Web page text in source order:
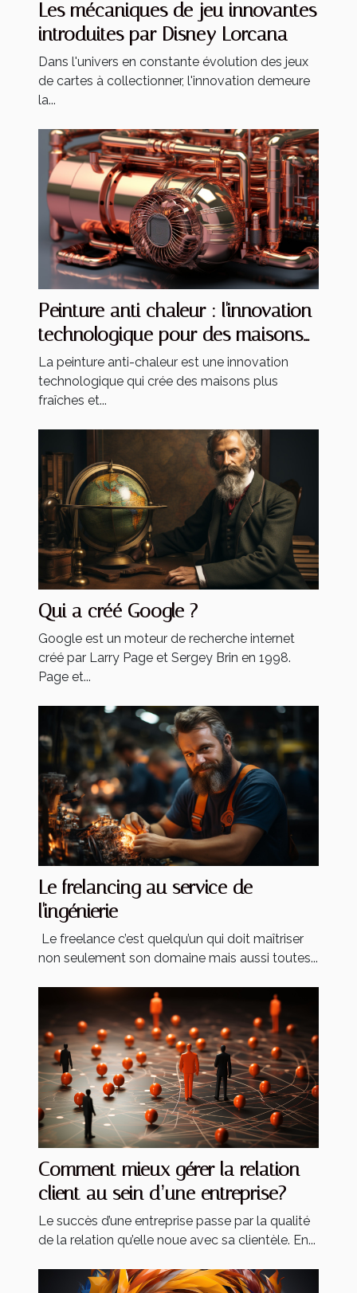
Les mécaniques de jeu innovantes
introduites par Disney Lorcana
Dans l'univers en constante évolution des jeux
de cartes à collectionner, l'innovation demeure
la...
Peinture anti chaleur : l'innovation
technologique pour des maisons
plus fraîches
La peinture anti-chaleur est une innovation
technologique qui crée des maisons plus
fraîches et...
Qui a créé Google ?
Google est un moteur de recherche internet
créé par Larry Page et Sergey Brin en 1998.
Page et...
Le frelancing au service de
l'ingénierie
Le freelance c’est quelqu’un qui doit maîtriser
non seulement son domaine mais aussi toutes...
Comment mieux gérer la relation
client au sein d’une entreprise?
Le succès d’une entreprise passe par la qualité
de la relation qu’elle noue avec sa clientèle. En...